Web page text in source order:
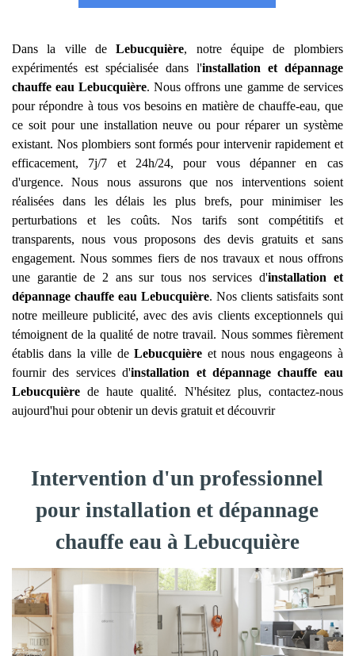
Dans la ville deLebucquière, notre équipe de plombiers
expérimentés est spécialisée dans l'installation et dépannage
chauffe eau Lebucquière. Nous offrons une gamme de services
pour répondre à tous vos besoins en matière de chauffe-eau, que
ce soit pour une installation neuve ou pour réparer un système
existant. Nos plombiers sont formés pour intervenir rapidement et
efficacement, 7j/7 et 24h/24, pour vous dépanner en cas
d'urgence. Nous nous assurons que nos interventions soient
réalisées dans les délais les plus brefs, pour minimiser les
perturbations et les coûts. Nos tarifs sont compétitifs et
transparents, nous vous proposons des devis gratuits et sans
engagement. Nous sommes fiers de nos travaux et nous offrons
une garantie de 2 ans sur tous nos services d'installation et
dépannage chauffe eau Lebucquière. Nos clients satisfaits sont
notre meilleure publicité, avec des avis clients exceptionnels qui
témoignent de la qualité de notre travail. Nous sommes fièrement
établis dans la ville deLebucquière et nous nous engageons à
fournir des services d'installation et dépannage chauffe eau
Lebucquière de haute qualité. N'hésitez plus, contactez-nous
aujourd'hui pour obtenir un devis gratuit et découvrir
Intervention d'un professionnel
pour installation et dépannage
chauffe eau à Lebucquière